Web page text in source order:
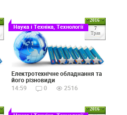
2016
7
Трав
Наука і Техніка, Технології
Електротехнічне обладнання та
його різновиди
14:59
0 2516
2016